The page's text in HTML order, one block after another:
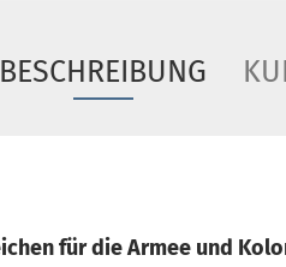
BESCHREIBUNG
für die Armee und